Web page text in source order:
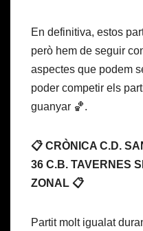
En definitiva, estos
però hem de seguir
aspectes que podem
poder competir els
guanyar 🏀.
📋 CRÒNICA C.D.
36 C.B. TAVERNES
ZONAL 📋
Partit molt igualat